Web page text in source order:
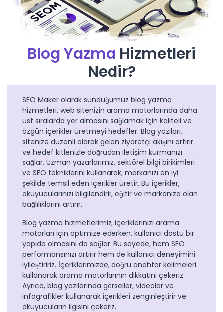
Blog Yazma Hizmetleri
Nedir?
SEO Maker olarak sunduğumuz blog yazma
hizmetleri, web sitenizin arama motorlarında daha
üst sıralarda yer almasını sağlamak için kaliteli ve
özgün içerikler üretmeyi hedefler. Blog yazıları,
sitenize düzenli olarak gelen ziyaretçi akışını artırır
ve hedef kitlenizle doğrudan iletişim kurmanızı
sağlar. Uzman yazarlarımız, sektörel bilgi birikimleri
ve SEO tekniklerini kullanarak, markanızı en iyi
şekilde temsil eden içerikler üretir. Bu içerikler,
okuyucularınızı bilgilendirir, eğitir ve markanıza olan
bağlılıklarını artırır.
Blog yazma hizmetlerimiz, içeriklerinizi arama
motorları için optimize ederken, kullanıcı dostu bir
yapıda olmasını da sağlar. Bu sayede, hem SEO
performansınızı artırır hem de kullanıcı deneyimini
iyileştiririz. İçeriklerimizde, doğru anahtar kelimeleri
kullanarak arama motorlarının dikkatini çekeriz.
Ayrıca, blog yazılarında görseller, videolar ve
infografikler kullanarak içerikleri zenginleştirir ve
okuyucuların ilgisini çekeriz.